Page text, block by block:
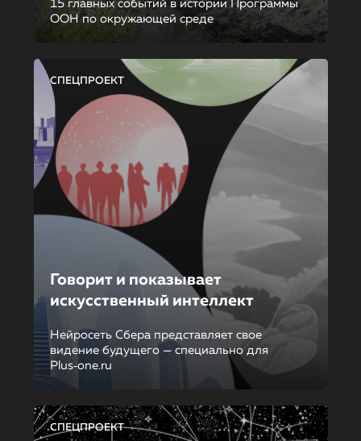
15 главных событий в истории Программы
ООН по окружающей среде
СПЕЦПРОЕКТ
Говорит и показывает
искусственный интеллект
Нейросеть Сбера представляет свое
видение будущего — специально для
Plus‑one.ru
СПЕЦПРОЕКТ